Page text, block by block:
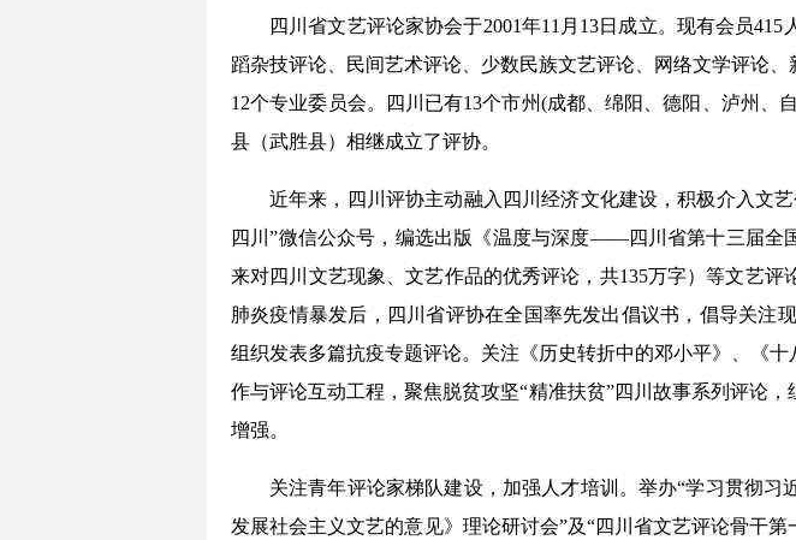
四川省文艺评论家协会于2001年11月13日成立。现有会员
蹈杂技评论、民间艺术评论、少数民族文艺评论、网络文学评论
12个专业委员会。四川已有13个市州(成都、绵阳、德阳、泸州
县（武胜县）相继成立了评协。
近年来，四川评协主动融入四川经济文化建设，积极介入文
四川”微信公众号，编选出版《温度与深度——四川省第十三届全
来对四川文艺现象、文艺作品的优秀评论，共135万字）等文艺
肺炎疫情暴发后，四川省评协在全国率先发出倡议书，倡导关注
组织发表多篇抗疫专题评论。关注《历史转折中的邓小平》、《
作与评论互动工程，聚焦脱贫攻坚“精准扶贫”四川故事系列评论
增强。
关注青年评论家梯队建设，加强人才培训。举办“学习贯彻
发展社会主义文艺的意见》理论研讨会”及“四川省文艺评论骨干